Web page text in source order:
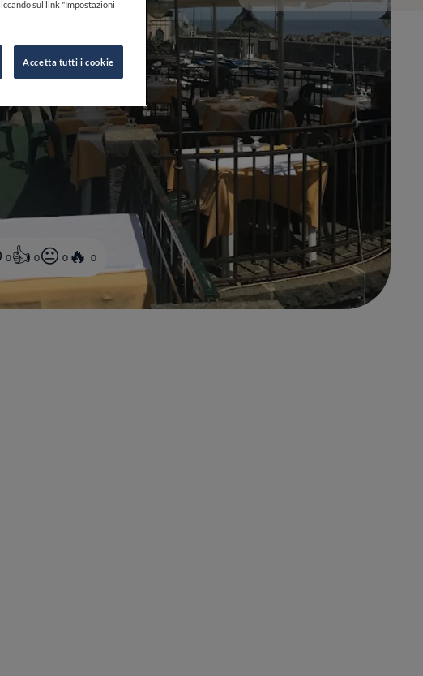
0 0 0 0
sul link "Impostazioni
Accetta tutti i cookie